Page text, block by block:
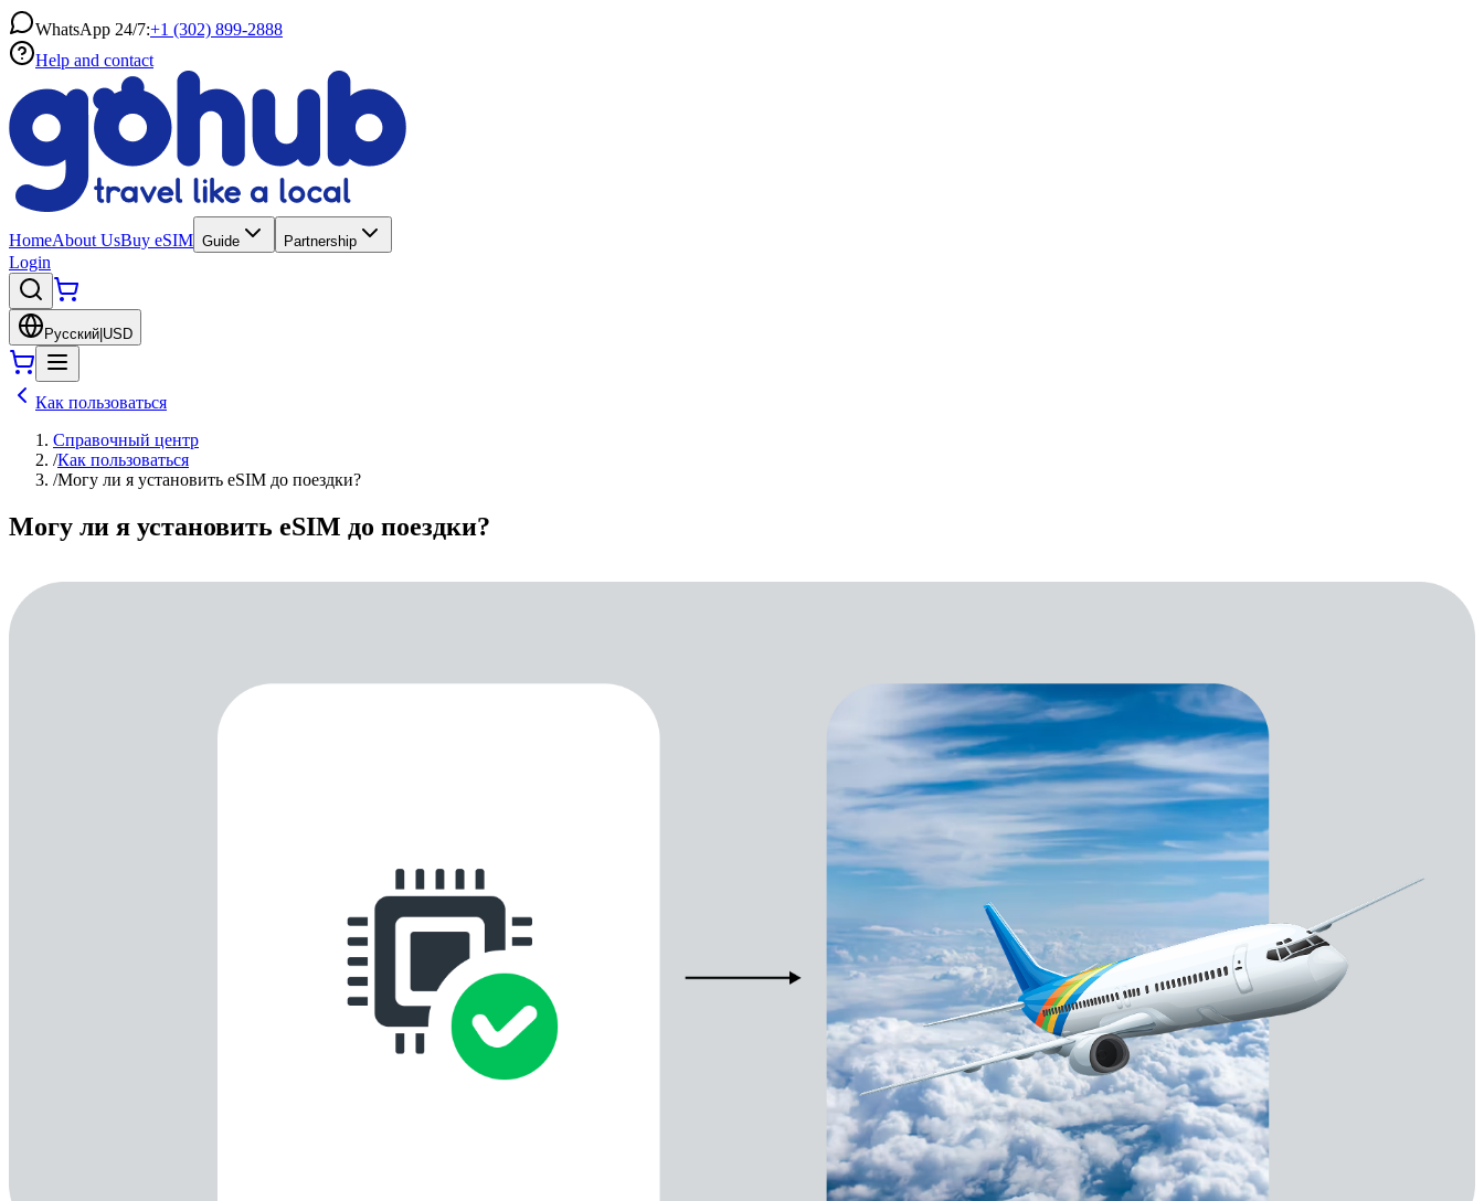
WhatsApp 24/7:+1 (302) 899-2888
Help and contact
HomeAbout UsBuy eSIM Guide Partnership
Login
Русский USD
Как пользоваться
Справочный центр
/Как пользоваться
/Могу ли я установить eSIM до поездки?
Могу ли я установить eSIM до поездки?